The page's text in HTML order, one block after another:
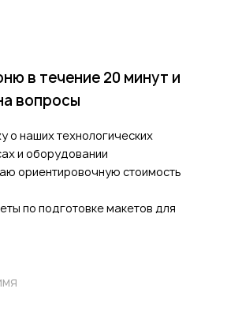
в течение 20 минут и
вопросы
о наших технологических
и оборудовании
ориентировочную стоимость
по подготовке макетов для